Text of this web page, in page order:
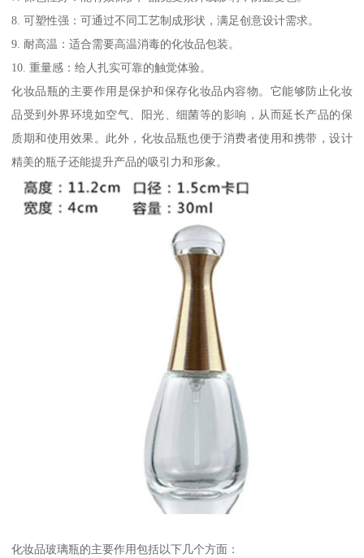
8. 可塑性强：可通过不同工艺制成形状，满足创意设计需求。
9. 耐高温：适合需要高温消毒的化妆品包装。
10. 重量感：给人扎实可靠的触觉体验。
化妆品瓶的主要作用是保护和保存化妆品内容物。它能够防止化妆
品受到外界环境如空气、阳光、细菌等的影响，从而延长产品的保
质期和使用效果。此外，化妆品瓶也便于消费者使用和携带，设计
精美的瓶子还能提升产品的吸引力和形象。
化妆品玻璃瓶的主要作用包括以下几个方面：